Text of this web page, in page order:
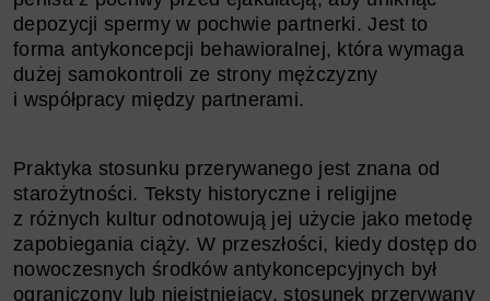
depozycji spermy w pochwie partnerki. Jest to
forma antykoncepcji behawioralnej, która wymaga
dużej samokontroli ze strony mężczyzny
i współpracy między partnerami.
Praktyka stosunku przerywanego jest znana od
starożytności. Teksty historyczne i religijne
z różnych kultur odnotowują jej użycie jako metodę
zapobiegania ciąży. W przeszłości, kiedy dostęp do
nowoczesnych środków antykoncepcyjnych był
ograniczony lub nieistniejący, stosunek przerywany